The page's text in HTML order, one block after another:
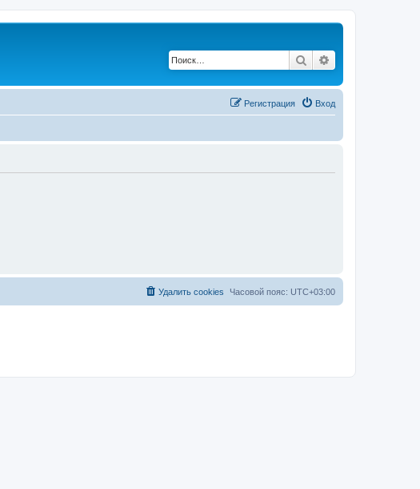
Поиск
Вход
Регистрация
Часовой пояс: UTC+03:00
Удалить cookies